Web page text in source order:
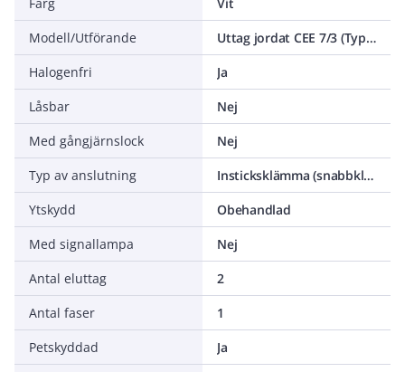
Modell/Utförande
Uttag jordat CEE 7/3 (Typ F)
Halogenfri
Ja
Låsbar
Nej
Med gångjärnslock
Nej
Typ av anslutning
Insticksklämma (snabbklämma)
Ytskydd
Obehandlad
Med signallampa
Nej
Antal eluttag
2
Antal faser
1
Petskyddad
Ja